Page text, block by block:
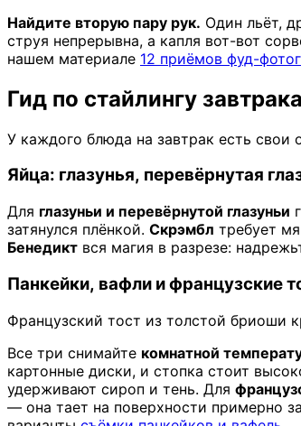
Найдите вторую пару рук. Один льёт,
струя непрерывна, а капля вот-вот
нашем материале 12 приёмов фуд-
Гид по стайлингу
У каждого блюда на завтрак есть
Яйца: глазунья, перевёрнутая
Для глазуньи и перевёрнутой глазуньи
затянулся плёнкой. Скрэмбл требует
Бенедикт вся магия в разрезе:
Панкейки, вафли и французские
Французский тост из толстой бриоши
Все три снимайте комнатной
картонные диски, и стопка стоит
удерживают сироп и тень. Для
— она тает на поверхности примерно